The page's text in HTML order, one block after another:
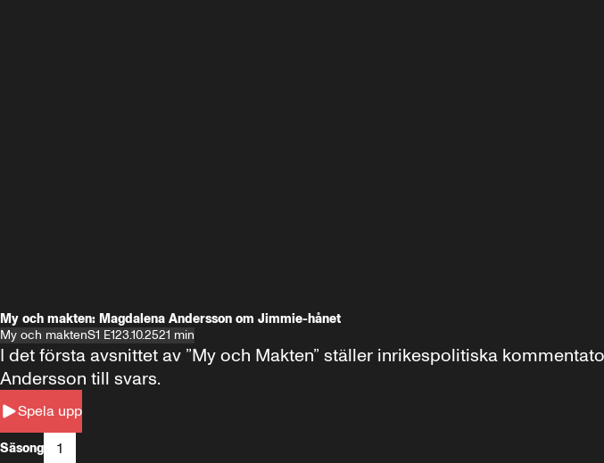
My och makten: Magdalena Andersson om Jimmie-hånet
My och maktenS1 E123.10.2521 min
Spela upp
I det första avsnittet av ”My och Makten” ställer inrikespolitiska
Andersson till svars.
Säsong 1